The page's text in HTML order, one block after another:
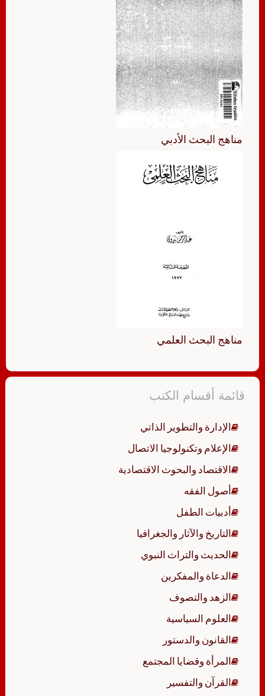
مناهج البحث الأدبي
مناهج البحث العلمي
قائمة أقسام الكتب
الإدارة والتطوير الذاتي
الإعلام وتكنولوجيا الاتصال
الاقتصاد والبحوث الاقتصادية
أصول الفقه
أدبيات الطفل
التاريخ والآثار والجغرافيا
الحديث والتراث النبوي
الدعاة والمفكرين
الزهد والتصوف
العلوم السياسية
القانون والدستور
المرأة وقضايا المجتمع
القرآن والتفسير